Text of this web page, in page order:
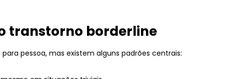
transtorno borderline
pessoa, mas existem alguns padrões centrais: